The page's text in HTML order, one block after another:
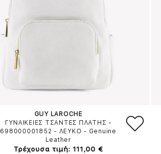
GUY LAROCHE
ΓΥΝΑΙΚΕΙΕΣ ΤΣΑΝΤΕΣ ΠΛΑΤΗΣ -
698000001852 - ΛΕΥΚΟ - Genuine
Leather
Τρέχουσα τιμή: 111,00 €